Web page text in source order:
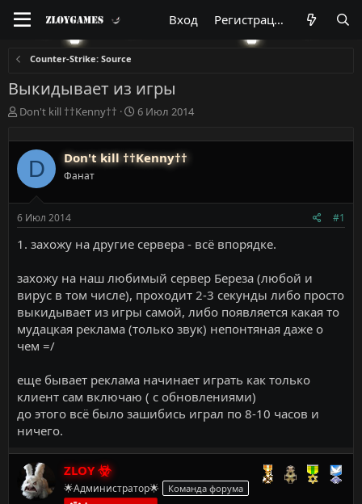
Вход Регистрация
Counter-Strike: Source
Выкидывает из игры
А
т
о
т
м
ы
Don't kill ††Kenny††
Д
т
а
н
л
а
6 Июл 2014
D Don't kill ††Kenny††
Фанат
6 Июл 2014 #1
1. захожу на другие сервера - всё впорядке.
захожу на наш любимый сервер Береза (любой и
вирус в том числе), проходит 2-3 секунды либо просто
выкидывает из игры самой, либо появляется какая то
мудацкая реклама (только звук) непонтяная даже о
чем =/
еще бывает реклама начинает играть как только
клиент сам включаю ( с обновлениями)
до этого всё было зашибись играл по 8-10 часов и
ничего.
ZLOY
🌟Администратор🌟
Команда форума